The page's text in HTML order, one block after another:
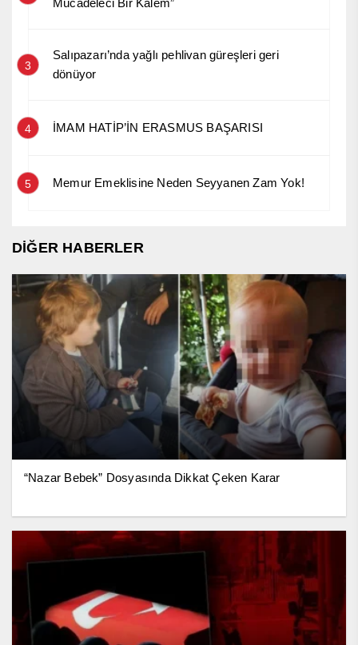
Mücadeleci Bir Kalem”
3
Salıpazarı’nda yağlı pehlivan güreşleri geri
dönüyor
4 İMAM HATİP’İN ERASMUS BAŞARISI
5 Memur Emeklisine Neden Seyyanen Zam Yok!
DİĞER HABERLER
“Nazar Bebek” Dosyasında Dikkat Çeken Karar